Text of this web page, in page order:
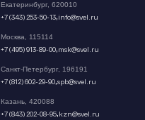
Екатеринбург, 620010
+7 (343) 253-50-13,info@svel.ru
Москва, 115114
+7 (495) 913-89-00,msk@svel.ru
Санкт-Петербург, 196191
+7 (812) 602-29-90,spb@svel.ru
Казань, 420088
+7 (843) 202-08-95,kzn@svel.ru